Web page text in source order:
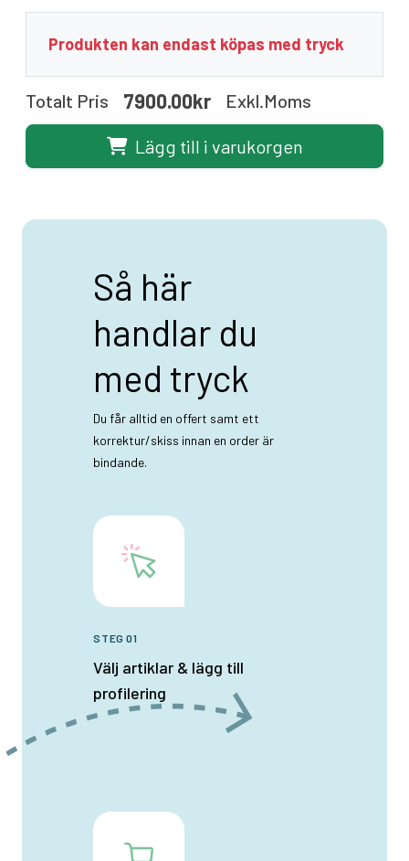
Produkten kan endast köpas med tryck
Totalt Pris 7900.00kr Exkl.moms
Lägg till i varukorgen
Så här
handlar du
med tryck
Du får alltid en offert samt ett
korrektur/skiss innan en order är
bindande.
STEG 01
Välj artiklar & lägg till
profilering